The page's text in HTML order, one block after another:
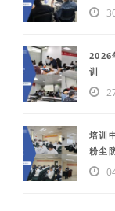
2026
训
培训
粉尘